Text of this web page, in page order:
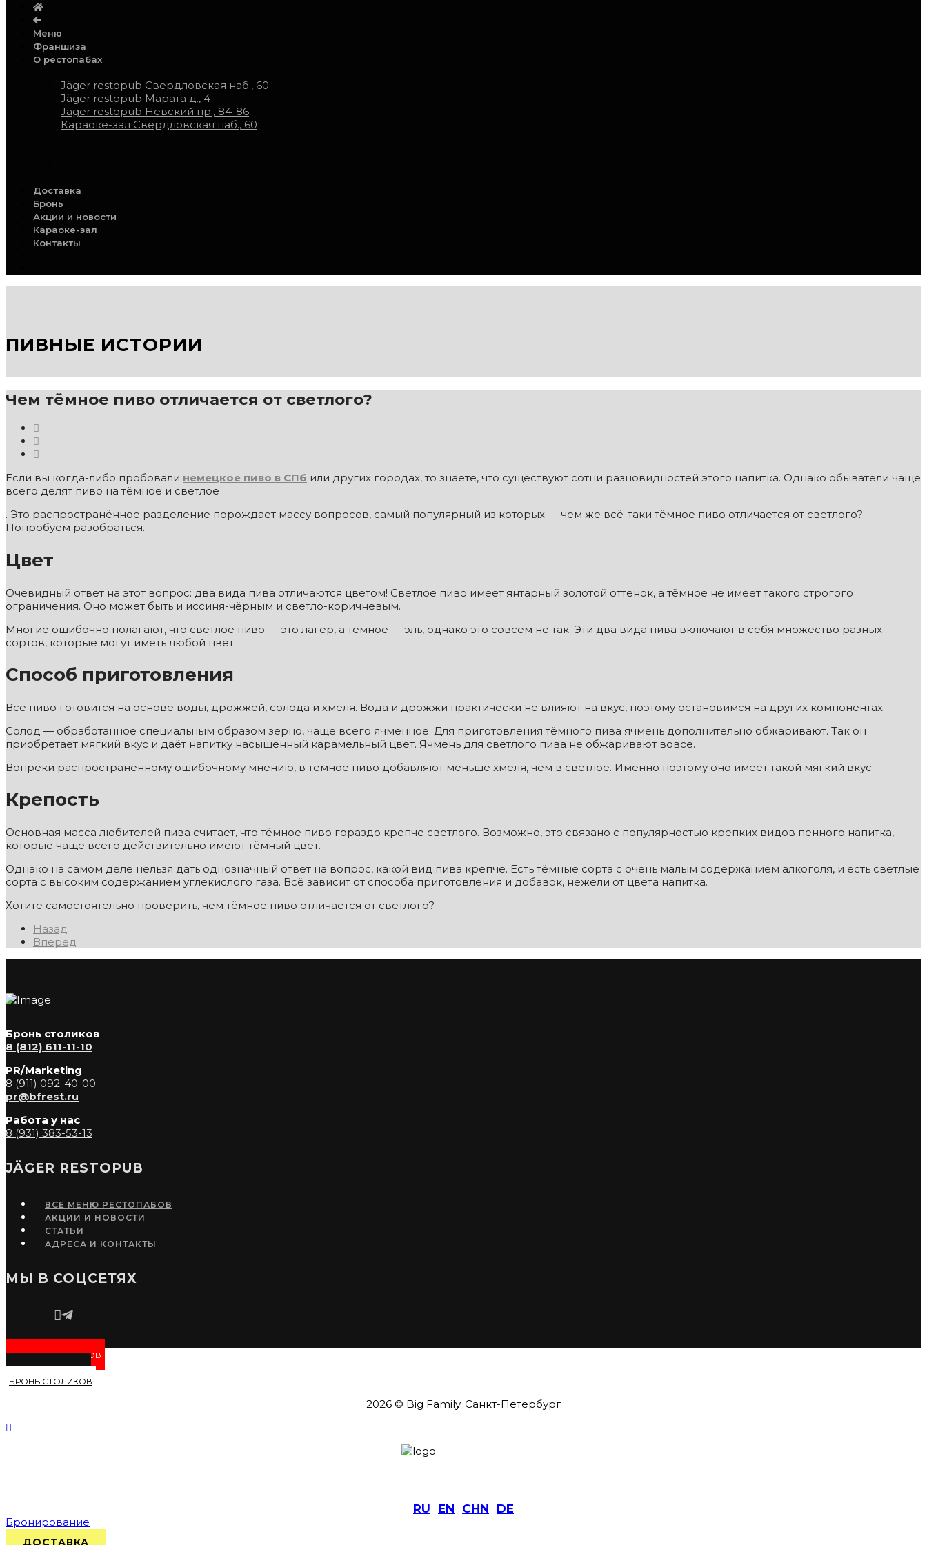
Меню
Франшиза
О рестопабах
Jäger restopub Свердловская наб., 60
Jäger restopub Марата д., 4
Jäger restopub Невский пр., 84-86
Караоке-зал Свердловская наб., 60
Доставка
Бронь
Акции и новости
Караоке-зал
Контакты
ПИВНЫЕ ИСТОРИИ
Чем тёмное пиво отличается от светлого?
Если вы когда-либо пробовали немецкое пиво в СПб или других городах, то знаете, что существуют сотни разновидностей этого напитка. Однако обыватели чаще
всего делят пиво на тёмное и светлое
. Это распространённое разделение порождает массу вопросов, самый популярный из которых — чем же всё-таки тёмное пиво отличается от светлого?
Попробуем разобраться.
Цвет
Очевидный ответ на этот вопрос: два вида пива отличаются цветом! Светлое пиво имеет янтарный золотой оттенок, а тёмное не имеет такого строгого
ограничения. Оно может быть и иссиня-чёрным и светло-коричневым.
Многие ошибочно полагают, что светлое пиво — это лагер, а тёмное — эль, однако это совсем не так. Эти два вида пива включают в себя множество разных
сортов, которые могут иметь любой цвет.
Способ приготовления
Всё пиво готовится на основе воды, дрожжей, солода и хмеля. Вода и дрожжи практически не влияют на вкус, поэтому остановимся на других компонентах.
Солод — обработанное специальным образом зерно, чаще всего ячменное. Для приготовления тёмного пива ячмень дополнительно обжаривают. Так он
приобретает мягкий вкус и даёт напитку насыщенный карамельный цвет. Ячмень для светлого пива не обжаривают вовсе.
Вопреки распространённому ошибочному мнению, в тёмное пиво добавляют меньше хмеля, чем в светлое. Именно поэтому оно имеет такой мягкий вкус.
Крепость
Основная масса любителей пива считает, что тёмное пиво гораздо крепче светлого. Возможно, это связано с популярностью крепких видов пенного напитка,
которые чаще всего действительно имеют тёмный цвет.
Однако на самом деле нельзя дать однозначный ответ на вопрос, какой вид пива крепче. Есть тёмные сорта с очень малым содержанием алкоголя, и есть светлые
сорта с высоким содержанием углекислого газа. Всё зависит от способа приготовления и добавок, нежели от цвета напитка.
Хотите самостоятельно проверить, чем тёмное пиво отличается от светлого?
Назад
Вперед
Бронь столиков
8 (812) 611-11-10
PR/Marketing
8 (911) 092-40-00
pr@bfrest.ru
Работа у нас
8 (931) 383-53-13
JÄGER RESTOPUB
ВСЕ МЕНЮ РЕСТОПАБОВ
АКЦИИ И НОВОСТИ
СТАТЬИ
АДРЕСА И КОНТАКТЫ
МЫ В СОЦСЕТЯХ
МЕНЮ РЕСТОПАБОВ
ДОСТАВКА БЛЮД
БРОНЬ СТОЛИКОВ
2026 © Big Family. Санкт-Петербург
RU EN CHN DE
Бронирование
ДОСТАВКА